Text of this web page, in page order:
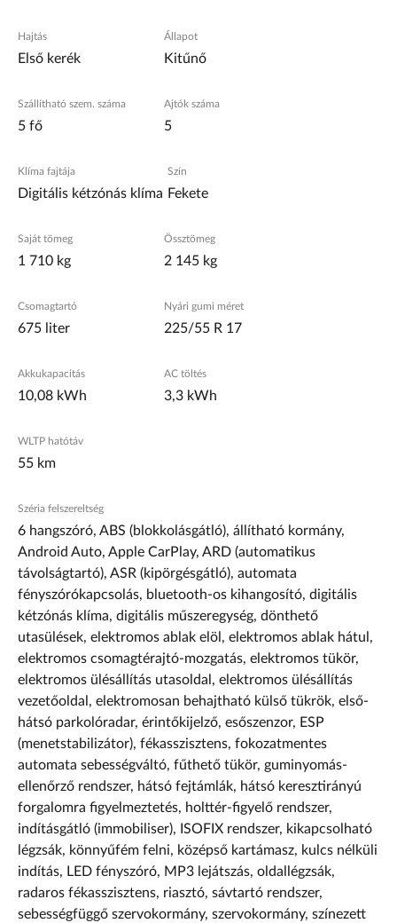
Hajtás
Első kerék
Állapot
Kitűnő
Szállítható szem. száma
5 fő
Ajtók száma
5
Klíma fajtája
Digitális kétzónás klíma
Szín
Fekete
Saját tömeg
1 710 kg
Össztömeg
2 145 kg
Csomagtartó
675 liter
Nyári gumi méret
225/55 R 17
Akkukapacitás
10,08 kWh
AC töltés
3,3 kWh
WLTP hatótáv
55 km
Széria felszereltség
6 hangszóró, ABS (blokkolásgátló), állítható kormány,
Android Auto, Apple CarPlay, ARD (automatikus
távolságtartó), ASR (kipörgésgátló), automata
fényszórókapcsolás, bluetooth-os kihangosító, digitális
kétzónás klíma, digitális műszeregység, dönthető
utasülések, elektromos ablak elöl, elektromos ablak hátul,
elektromos csomagtérajtó-mozgatás, elektromos tükör,
elektromos ülésállítás utasoldal, elektromos ülésállítás
vezetőoldal, elektromosan behajtható külső tükrök, első-
hátsó parkolóradar, érintőkijelző, esőszenzor, ESP
(menetstabilizátor), fékasszisztens, fokozatmentes
automata sebességváltó, fűthető tükör, guminyomás-
ellenőrző rendszer, hátsó fejtámlák, hátsó keresztirányú
forgalomra figyelmeztetés, holttér-figyelő rendszer,
indításgátló (immobiliser), ISOFIX rendszer, kikapcsolható
légzsák, könnyűfém felni, középső kartámasz, kulcs nélküli
indítás, LED fényszóró, MP3 lejátszás, oldallégzsák,
radaros fékasszisztens, riasztó, sávtartó rendszer,
sebességfüggő szervokormány, szervokormány, színezett